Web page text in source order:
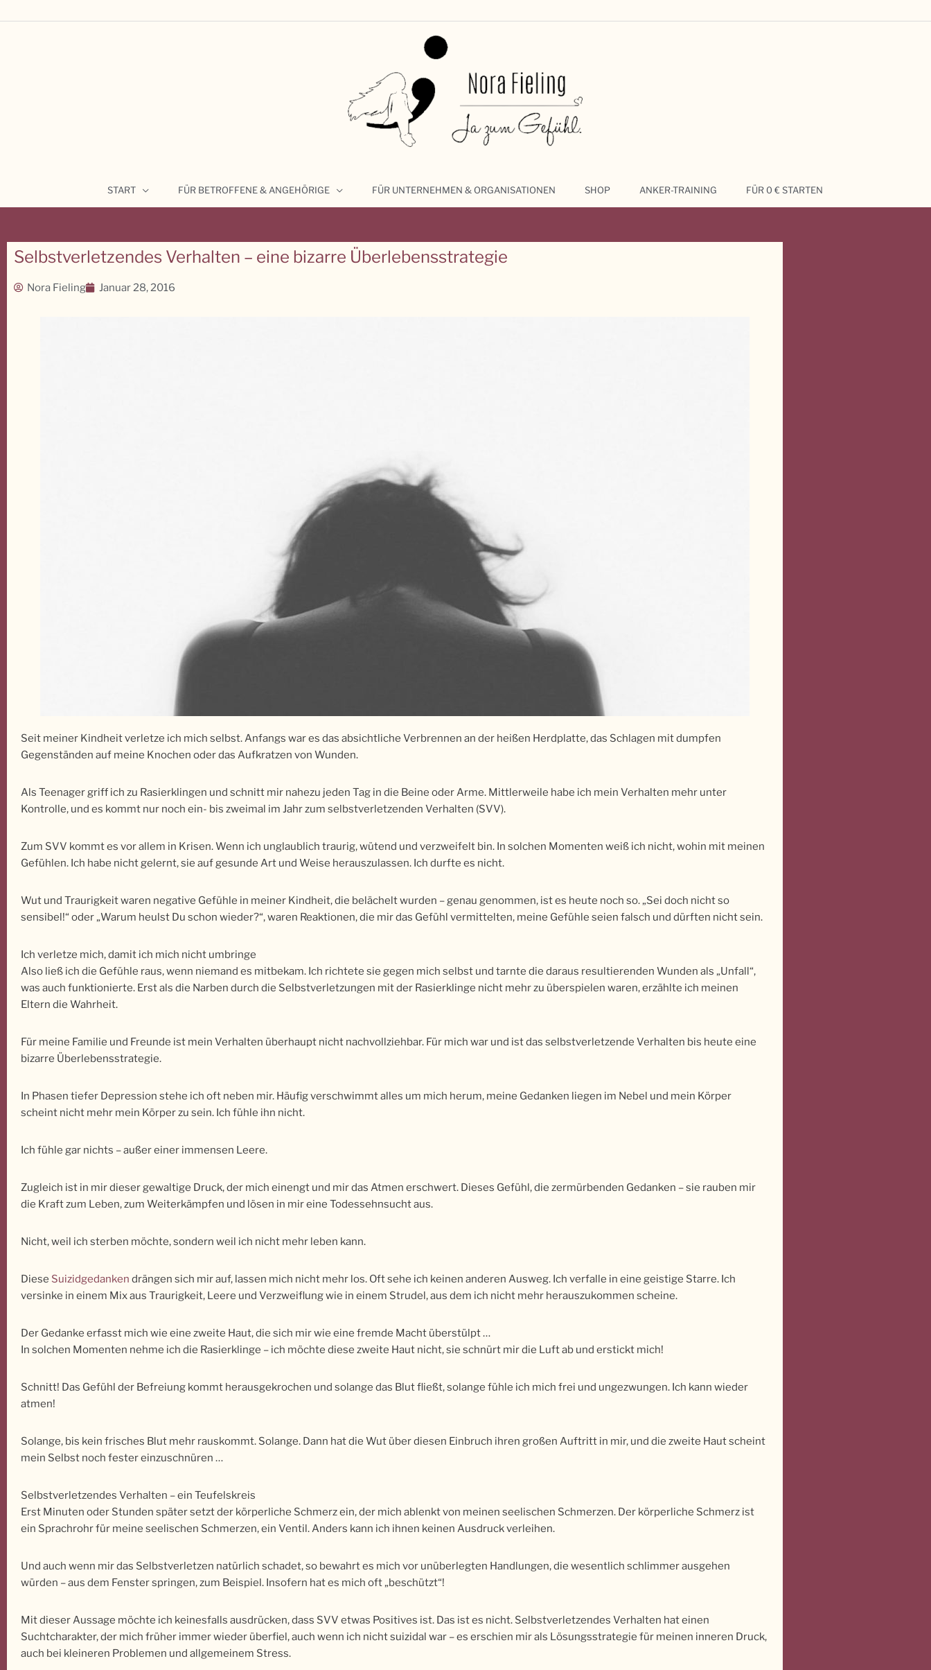
Inhalt
START FÜR BETROFFENE & ANGEHÖRIGE FÜR UNTERNEHMEN & ORGANISATIONEN SHOP ANKER-TRAINING FÜR 0 € STARTEN
Selbstverletzendes Verhalten – eine bizarre Überlebensstrategie
Nora Fieling Januar 28, 2016
Seit meiner Kindheit verletze ich mich selbst. Anfangs war es das absichtliche Verbrennen an der heißen Herdplatte, das Schlagen mit dumpfen
Gegenständen auf meine Knochen oder das Aufkratzen von Wunden.
Als Teenager griff ich zu Rasierklingen und schnitt mir nahezu jeden Tag in die Beine oder Arme. Mittlerweile habe ich mein Verhalten mehr unter
Kontrolle, und es kommt nur noch ein- bis zweimal im Jahr zum selbstverletzenden Verhalten (SVV).
Zum SVV kommt es vor allem in Krisen. Wenn ich unglaublich traurig, wütend und verzweifelt bin. In solchen Momenten weiß ich nicht, wohin mit meinen
Gefühlen. Ich habe nicht gelernt, sie auf gesunde Art und Weise herauszulassen. Ich durfte es nicht.
Wut und Traurigkeit waren negative Gefühle in meiner Kindheit, die belächelt wurden – genau genommen, ist es heute noch so. „Sei doch nicht so
sensibel!“ oder „Warum heulst Du schon wieder?“, waren Reaktionen, die mir das Gefühl vermittelten, meine Gefühle seien falsch und dürften nicht sein.
Ich verletze mich, damit ich mich nicht umbringe
Also ließ ich die Gefühle raus, wenn niemand es mitbekam. Ich richtete sie gegen mich selbst und tarnte die daraus resultierenden Wunden als „Unfall“,
was auch funktionierte. Erst als die Narben durch die Selbstverletzungen mit der Rasierklinge nicht mehr zu überspielen waren, erzählte ich meinen
Eltern die Wahrheit.
Für meine Familie und Freunde ist mein Verhalten überhaupt nicht nachvollziehbar. Für mich war und ist das selbstverletzende Verhalten bis heute eine
bizarre Überlebensstrategie.
In Phasen tiefer Depression stehe ich oft neben mir. Häufig verschwimmt alles um mich herum, meine Gedanken liegen im Nebel und mein Körper
scheint nicht mehr mein Körper zu sein. Ich fühle ihn nicht.
Ich fühle gar nichts – außer einer immensen Leere.
Zugleich ist in mir dieser gewaltige Druck, der mich einengt und mir das Atmen erschwert. Dieses Gefühl, die zermürbenden Gedanken – sie rauben mir
die Kraft zum Leben, zum Weiterkämpfen und lösen in mir eine Todessehnsucht aus.
Nicht, weil ich sterben möchte, sondern weil ich nicht mehr leben kann.
Diese Suizidgedanken drängen sich mir auf, lassen mich nicht mehr los. Oft sehe ich keinen anderen Ausweg. Ich verfalle in eine geistige Starre. Ich
versinke in einem Mix aus Traurigkeit, Leere und Verzweiflung wie in einem Strudel, aus dem ich nicht mehr herauszukommen scheine.
Der Gedanke erfasst mich wie eine zweite Haut, die sich mir wie eine fremde Macht überstülpt …
In solchen Momenten nehme ich die Rasierklinge – ich möchte diese zweite Haut nicht, sie schnürt mir die Luft ab und erstickt mich!
Schnitt! Das Gefühl der Befreiung kommt herausgekrochen und solange das Blut fließt, solange fühle ich mich frei und ungezwungen. Ich kann wieder
atmen!
Solange, bis kein frisches Blut mehr rauskommt. Solange. Dann hat die Wut über diesen Einbruch ihren großen Auftritt in mir, und die zweite Haut scheint
mein Selbst noch fester einzuschnüren …
Selbstverletzendes Verhalten – ein Teufelskreis
Erst Minuten oder Stunden später setzt der körperliche Schmerz ein, der mich ablenkt von meinen seelischen Schmerzen. Der körperliche Schmerz ist
ein Sprachrohr für meine seelischen Schmerzen, ein Ventil. Anders kann ich ihnen keinen Ausdruck verleihen.
Und auch wenn mir das Selbstverletzen natürlich schadet, so bewahrt es mich vor unüberlegten Handlungen, die wesentlich schlimmer ausgehen
würden – aus dem Fenster springen, zum Beispiel. Insofern hat es mich oft „beschützt“!
Mit dieser Aussage möchte ich keinesfalls ausdrücken, dass SVV etwas Positives ist. Das ist es nicht. Selbstverletzendes Verhalten hat einen
Suchtcharakter, der mich früher immer wieder überfiel, auch wenn ich nicht suizidal war – es erschien mir als Lösungsstrategie für meinen inneren Druck,
auch bei kleineren Problemen und allgemeinem Stress.